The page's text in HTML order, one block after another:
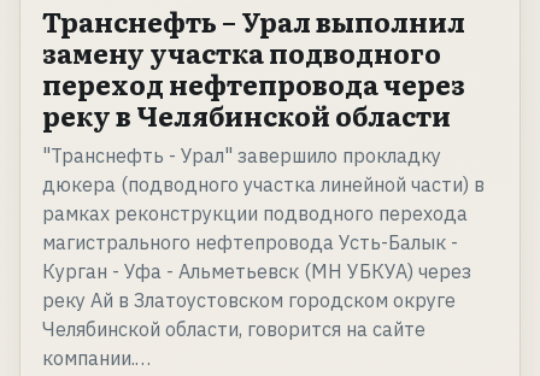
Транснефть – Урал выполнил
замену участка подводного
переход нефтепровода через
реку в Челябинской области
"Транснефть - Урал" завершило прокладку
дюкера (подводного участка линейной части) в
рамках реконструкции подводного перехода
магистрального нефтепровода Усть-Балык -
Курган - Уфа - Альметьевск (МН УБКУА) через
реку Ай в Златоустовском городском округе
Челябинской области, говорится на сайте
компании.…